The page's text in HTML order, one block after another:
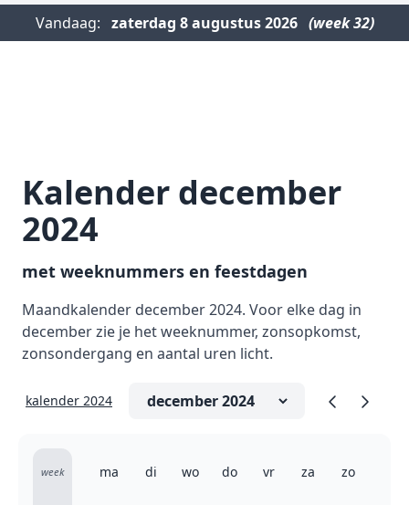
Vandaag: zaterdag 8 augustus 2026 (week 32)
Kalender december
2024
met weeknummers en feestdagen
Maandkalender december 2024. Voor elke dag in
december zie je het weeknummer, zonsopkomst,
zonsondergang en aantal uren licht.
kalender 2024
week ma di wo do vr za zo